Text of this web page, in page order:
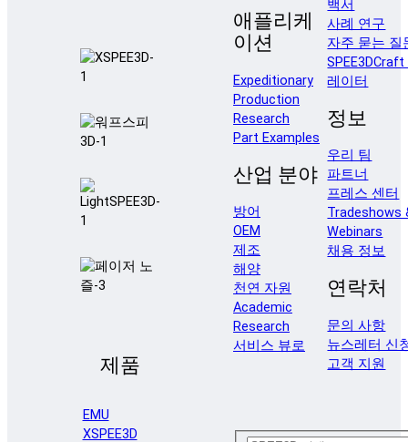
제품
EMU
XSPEE3D
애플리케
이션
Expeditionary
Production
Research
Part Examples
산업 분야
방어
OEM
제조
해양
천연 자원
Academic
Research
서비스 뷰로
백서
사례 연구
자주 묻는 질
레이터
정보
우리 팀
파트너
프레스 센터
Tradeshows
Webinars
채용 정보
연락처
문의 사항
뉴스레터 신
고객 지원